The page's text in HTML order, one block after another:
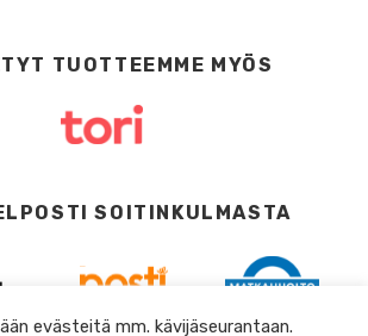
TUOTTEEMME MYÖS
SOITINKULMASTA
evästeitä mm. kävijäseurantaan.